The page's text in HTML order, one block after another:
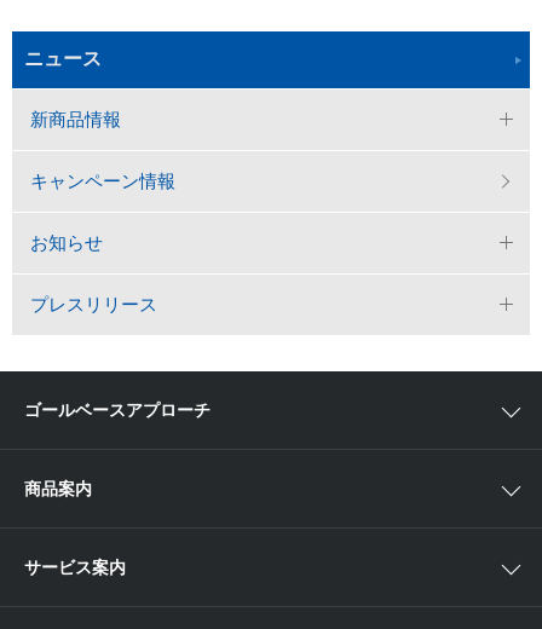
ニュース
新商品情報
キャンペーン情報
お知らせ
プレスリリース
ゴールベースアプローチ
αポート
商品案内
サービス案内